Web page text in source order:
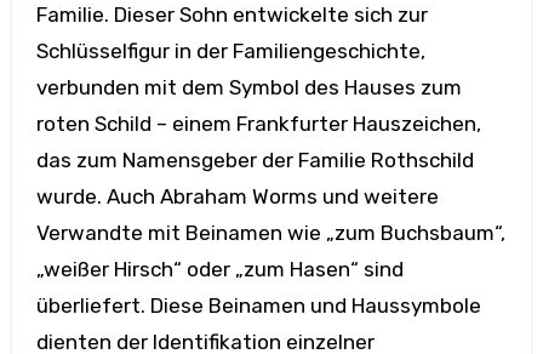
Familie. Dieser Sohn entwickelte sich zur
Schlüsselfigur in der Familiengeschichte,
verbunden mit dem Symbol des Hauses zum
roten Schild – einem Frankfurter Hauszeichen,
das zum Namensgeber der Familie Rothschild
wurde. Auch Abraham Worms und weitere
Verwandte mit Beinamen wie „zum Buchsbaum“,
„weißer Hirsch“ oder „zum Hasen“ sind
überliefert. Diese Beinamen und Haussymbole
dienten der Identifikation einzelner